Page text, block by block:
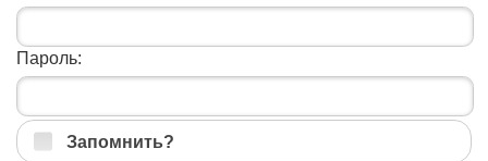
Пароль:
Запомнить?